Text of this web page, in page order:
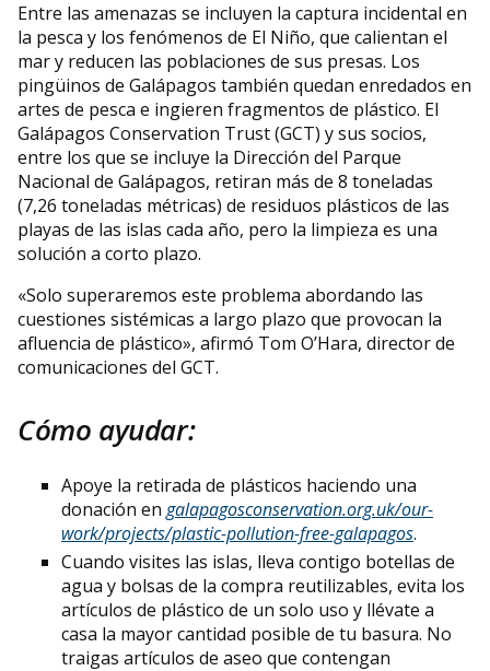
Entre las amenazas se incluyen la captura incidental en
la pesca y los fenómenos de El Niño, que calientan el
mar y reducen las poblaciones de sus presas. Los
pingüinos de Galápagos también quedan enredados en
artes de pesca e ingieren fragmentos de plástico. El
Galápagos Conservation Trust (GCT) y sus socios,
entre los que se incluye la Dirección del Parque
Nacional de Galápagos, retiran más de 8 toneladas
(7,26 toneladas métricas) de residuos plásticos de las
playas de las islas cada año, pero la limpieza es una
solución a corto plazo.
«Solo superaremos este problema abordando las
cuestiones sistémicas a largo plazo que provocan la
afluencia de plástico», afirmó Tom O’Hara, director de
comunicaciones del GCT.
Cómo ayudar:
Apoye la retirada de plásticos haciendo una
donación engalapagosconservation.org.uk/our-
work/projects/plastic-pollution-free-galapagos.
Cuando visites las islas, lleva contigo botellas de
agua y bolsas de la compra reutilizables, evita los
artículos de plástico de un solo uso y llévate a
casa la mayor cantidad posible de tu basura. No
traigas artículos de aseo que contengan